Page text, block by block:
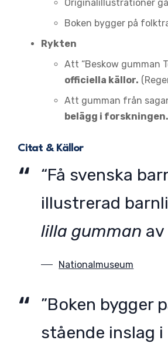
Originalillustrationer
Boken bygger på
Rykten
Att “Beskow gumman
officiella källor.
Att gumman från
belägg i forskningen.
Citat & Källor
“Få svenska
illustrerad
lilla gumman av
Nationalmuseum
”Boken bygger
stående inslag